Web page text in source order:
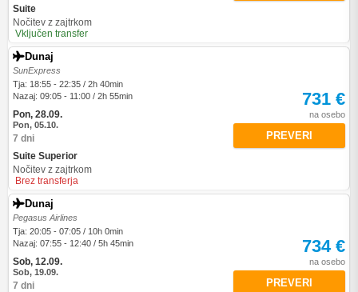
Suite
Nočitev z zajtrkom
Vključen transfer
Dunaj
SunExpress
Tja: 18:55 - 22:35 / 2h 40min
Nazaj: 09:05 - 11:00 / 2h 55min
Pon, 28.09.
Pon, 05.10.
7 dni
Suite Superior
Nočitev z zajtrkom
Brez transferja
731 €
na osebo
PREVERI
Dunaj
Pegasus Airlines
Tja: 20:05 - 07:05 / 10h 0min
Nazaj: 07:55 - 12:40 / 5h 45min
Sob, 12.09.
Sob, 19.09.
7 dni
734 €
na osebo
PREVERI